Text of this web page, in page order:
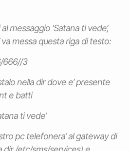
messaggio ‘Satana ti vede’,
va messa questa riga di testo:
666//3
nella dir dove e’ presente
e batti
ti vede’
pc telefonera’ al gateway di